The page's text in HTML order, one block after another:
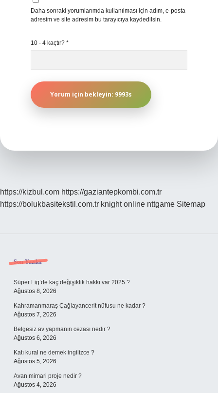
Daha sonraki yorumlarımda kullanılması için adım, e-posta
adresim ve site adresim bu tarayıcıya kaydedilsin.
10 - 4 kaçtır? *
https://kizbul.com https://gaziantepkombi.com.tr
https://bolukbasitekstil.com.tr knight online nttgame Sitemap
Sidebar
Son Yazılar
Süper Lig’de kaç değişiklik hakkı var 2025 ?
Ağustos 8, 2026
Kahramanmaraş Çağlayancerit nüfusu ne kadar ?
Ağustos 7, 2026
Belgesiz av yapmanın cezası nedir ?
Ağustos 6, 2026
Katı kural ne demek ingilizce ?
Ağustos 5, 2026
Avan mimari proje nedir ?
Ağustos 4, 2026